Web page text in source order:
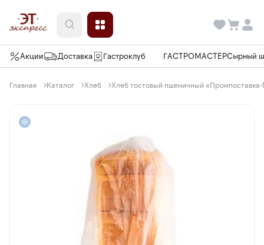
Акции Доставка Гастроклуб ГАСТРОМАСТЕРСырный
Главная Каталог Хлеб Хлеб тостовый пшеничный